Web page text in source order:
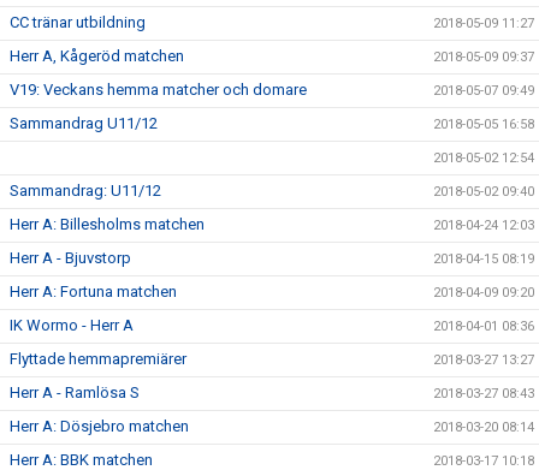
CC tränar utbildning 2018-05-09 11:27
Herr A, Kågeröd matchen 2018-05-09 09:37
V19: Veckans hemma matcher och domare 2018-05-07 09:49
Sammandrag U11/12 2018-05-05 16:58
2018-05-02 12:54
Sammandrag: U11/12 2018-05-02 09:40
Herr A: Billesholms matchen 2018-04-24 12:03
Herr A - Bjuvstorp 2018-04-15 08:19
Herr A: Fortuna matchen 2018-04-09 09:20
IK Wormo - Herr A 2018-04-01 08:36
Flyttade hemmapremiärer 2018-03-27 13:27
Herr A - Ramlösa S 2018-03-27 08:43
Herr A: Dösjebro matchen 2018-03-20 08:14
Herr A: BBK matchen 2018-03-17 10:18